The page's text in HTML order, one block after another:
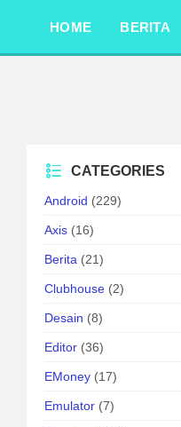
sidebar
HOME BERITA
CATEGORIES
Android (229)
Axis (16)
Berita (21)
Clubhouse (2)
Desain (8)
Editor (36)
EMoney (17)
Emulator (7)